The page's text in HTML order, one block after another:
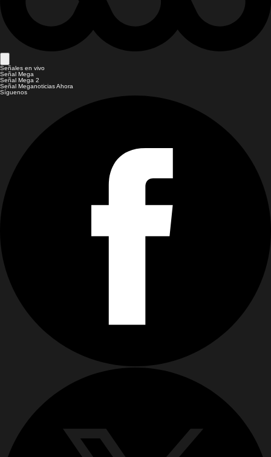
Señales en vivo
Señal Mega
Señal Mega 2
Señal Meganoticias Ahora
Síguenos